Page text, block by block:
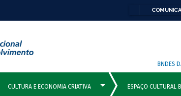
BNDES